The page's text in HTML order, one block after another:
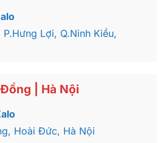
Lợi, Q.Ninh Kiều,
| Hà Nội
Hoài Đức, Hà Nội